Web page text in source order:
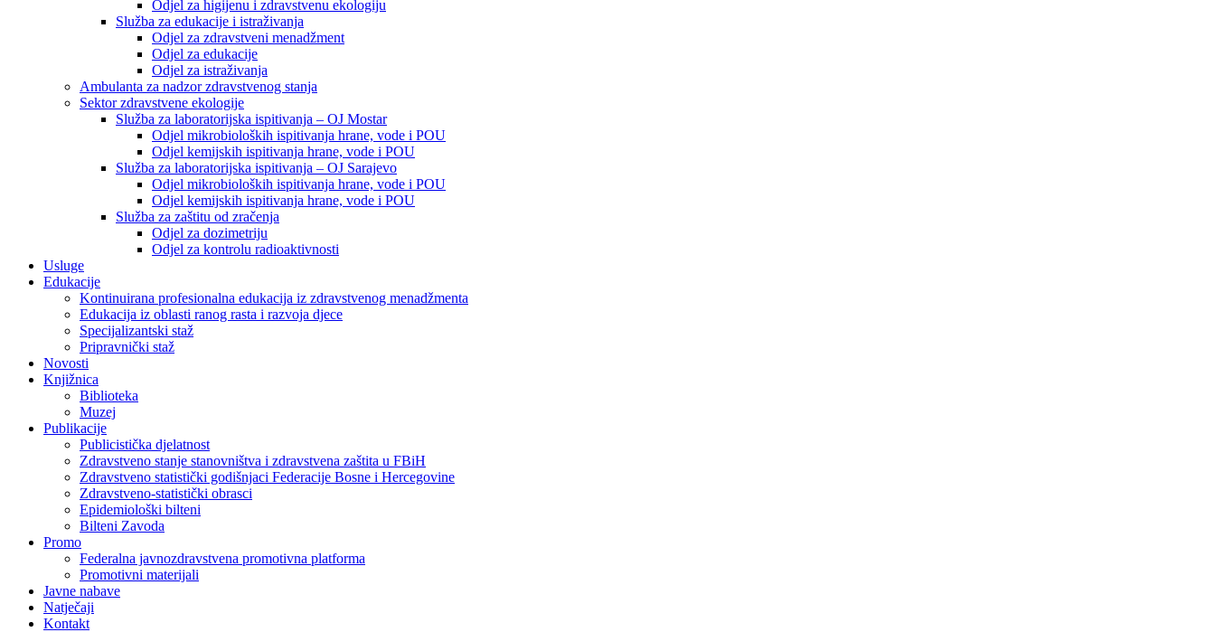
Odjel za higijenu i zdravstvenu ekologiju
Služba za edukacije i istraživanja
Odjel za zdravstveni menadžment
Odjel za edukacije
Odjel za istraživanja
Ambulanta za nadzor zdravstvenog stanja
Sektor zdravstvene ekologije
Služba za laboratorijska ispitivanja – OJ Mostar
Odjel mikrobioloških ispitivanja hrane, vode i POU
Odjel kemijskih ispitivanja hrane, vode i POU
Služba za laboratorijska ispitivanja – OJ Sarajevo
Odjel mikrobioloških ispitivanja hrane, vode i POU
Odjel kemijskih ispitivanja hrane, vode i POU
Služba za zaštitu od zračenja
Odjel za dozimetriju
Odjel za kontrolu radioaktivnosti
Usluge
Edukacije
Kontinuirana profesionalna edukacija iz zdravstvenog menadžmenta
Edukacija iz oblasti ranog rasta i razvoja djece
Specijalizantski staž
Pripravnički staž
Novosti
Knjižnica
Biblioteka
Muzej
Publikacije
Publicistička djelatnost
Zdravstveno stanje stanovništva i zdravstvena zaštita u FBiH
Zdravstveno statistički godišnjaci Federacije Bosne i Hercegovine
Zdravstveno-statistički obrasci
Epidemiološki bilteni
Bilteni Zavoda
Promo
Federalna javnozdravstvena promotivna platforma
Promotivni materijali
Javne nabave
Natječaji
Kontakt